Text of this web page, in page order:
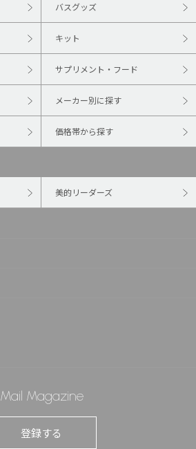
バスグッズ
キット
サプリメント・フード
メーカー別に探す
価格帯から探す
美的リーダーズ
Mail Magazine
登録する